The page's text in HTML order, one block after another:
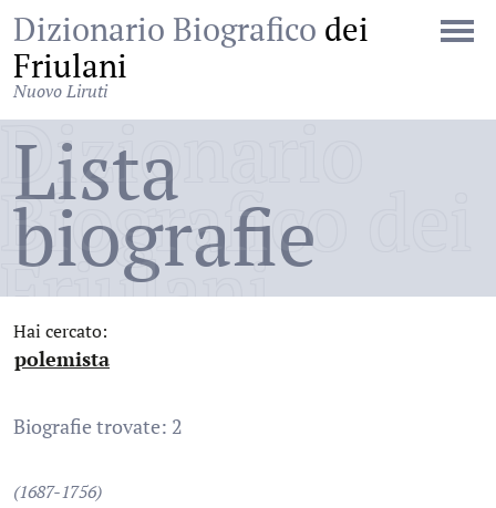
Dizionario Biografico dei
Friulani
Nuovo Liruti
Dizionario
Biografico dei
Friulani
Lista
biografie
Hai cercato:
polemista
Biografie trovate: 2
(1687-1756)